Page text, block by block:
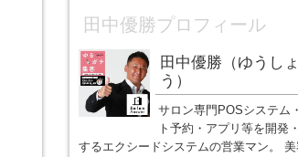
田中優勝プロフィール
田中優勝（ゆうしょ
う）
サロン専門POSシステム
ト予約・アプリ等を開発
するエクシードシステムの営業マン。